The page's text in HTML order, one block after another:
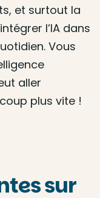
et surtout la
l’IA dans
Vous
aller
plus vite !
sur